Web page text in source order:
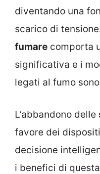
diventando una
scarico di
fumare comporta
significativa e i
legati al fumo
L’abbandono delle
favore dei
decisione
i benefici di